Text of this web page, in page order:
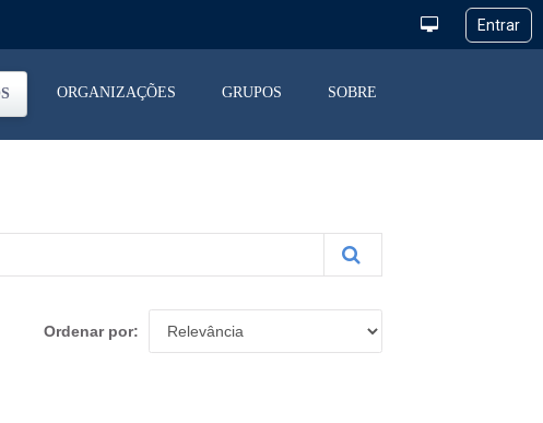
ORGANIZAÇÕES GRUPOS SOBRE
Ordenar por